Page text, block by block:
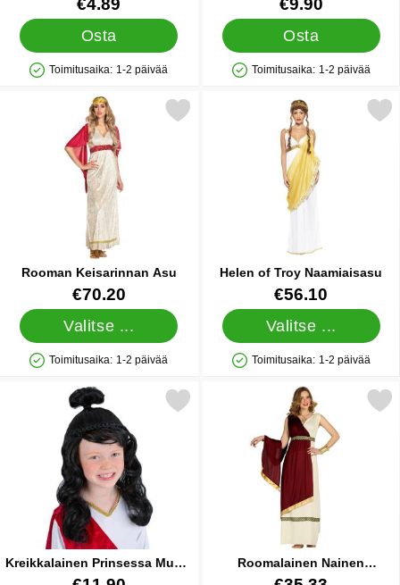
€4.89
Osta
Saatavuus: Varastossa
Toimitusaika: 1-2 päivää
€9.90
Osta
Saatavuus: Varastossa
Toimitusaika: 1-2 päivää
Rooman Keisarinnan Asu
Tuote.nro 16004
€70.20
Valitse ...
Saatavuus: Varastossa
Toimitusaika: 1-2 päivää
Merkitse rooman Keisarinnan Asu suosikiksi
Helen of Troy Naamiaisasu
Tuote.nro 38055
€56.10
Valitse ...
Saatavuus: Varastossa
Toimitusaika: 1-2 päivää
Merkitse helen of Troy
Kreikkalainen Prinsessa Musta
Peruukki Lapset
Tuote.nro 43360
kreikkalainen Prinsessa Musta Peruukki Lapset suosikiksi
Roomalainen Nainen
Naamiaisasu
Tuote.nro 85484
Merkitse roomalainen